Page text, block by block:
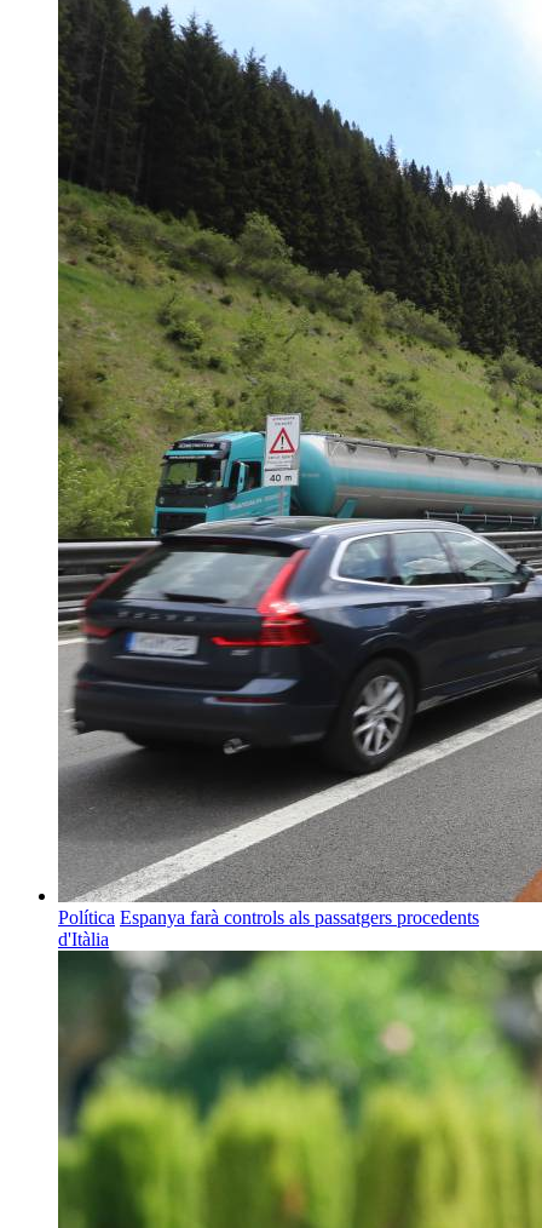
Política Espanya farà controls als passatgers procedents
d'Itàlia